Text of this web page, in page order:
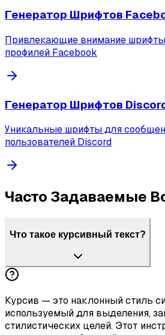
Генератор Шрифтов
Привлекающие внимание
профилей Facebook
Генератор Шрифтов
Уникальные шрифты для
пользователей Discord
Часто Задаваемые
Что такое курсивный текст?
Курсив — это наклонный стиль
используемый для выделения,
стилистических целей. Этот